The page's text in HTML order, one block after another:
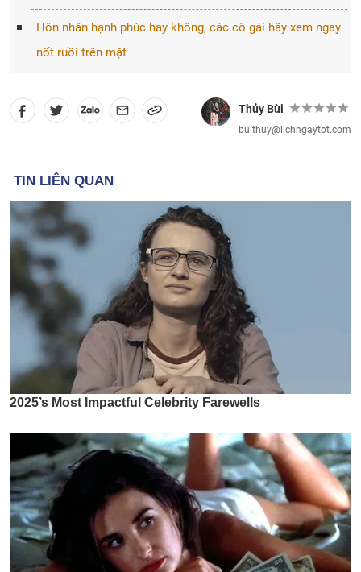
Hôn nhân hạnh phúc hay không, các cô gái hãy xem ngay
nốt ruồi trên mặt
Thủy Bùi
buithuy@lichngaytot.com